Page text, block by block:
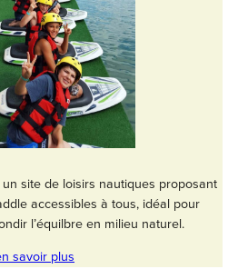
site de loisirs nautiques proposant
accessibles à tous, idéal pour
l’équilbre en milieu naturel.
savoir plus